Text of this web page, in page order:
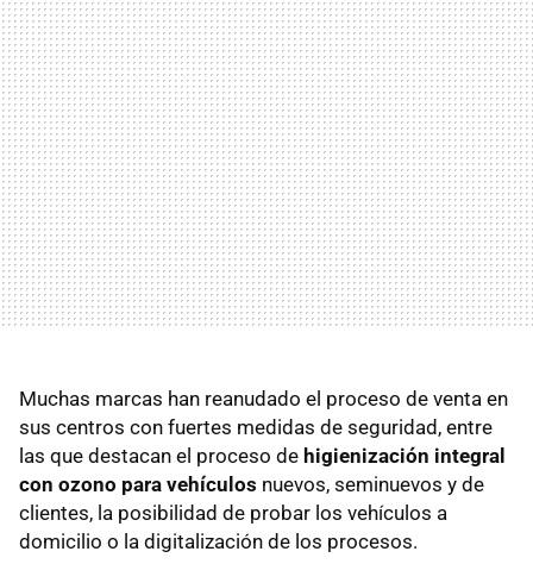
Muchas marcas han reanudado el proceso de venta en
sus centros con fuertes medidas de seguridad, entre
las que destacan el proceso de higienización integral
con ozono para vehículos nuevos, seminuevos y de
clientes, la posibilidad de probar los vehículos a
domicilio o la digitalización de los procesos.